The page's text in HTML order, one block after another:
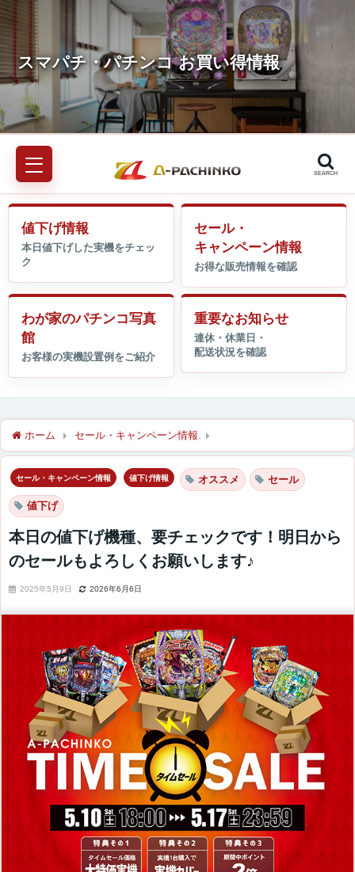
SEARCH
値下げ情報
セール・
キャンペーン情報
わが家のパチンコ写真
館
重要なお知らせ
ホーム セール・キャンペーン情報
セール・キャンペーン情報 値下げ情報 オススメ セール
値下げ
本日の値下げ機種、要チェックです！明日から
のセールもよろしくお願いします♪
2025年5月9日 2026年6月6日